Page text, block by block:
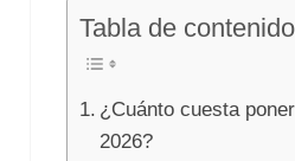
Tabla de
¿Cuánto cuesta
2026?